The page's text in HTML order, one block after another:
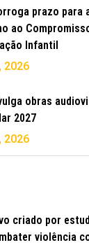
prazo para
ao
Infantil
2026
obras
2027
2026
criado por
violência